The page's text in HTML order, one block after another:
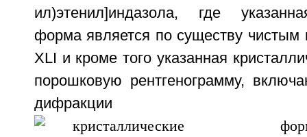
ил)этенил]индазола, где
форма является по существу
XLI и кроме того указанная
порошковую рентгенограмму,